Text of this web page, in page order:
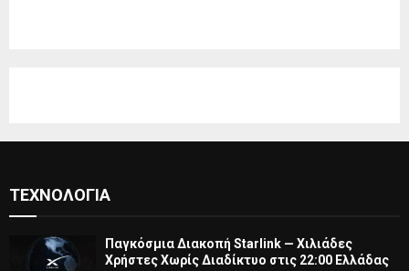
ΤΕΧΝΟΛΟΓΊΑ
Παγκόσμια Διακοπή Starlink — Χιλιάδες
Χρήστες Χωρίς Διαδίκτυο στις 22:00 Ελλάδας